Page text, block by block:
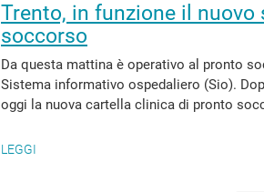
Trento, in funzione il
soccorso
Da questa mattina è operativo al pronto
Sistema informativo ospedaliero (Sio).
oggi la nuova cartella clinica di pronto
LEGGI